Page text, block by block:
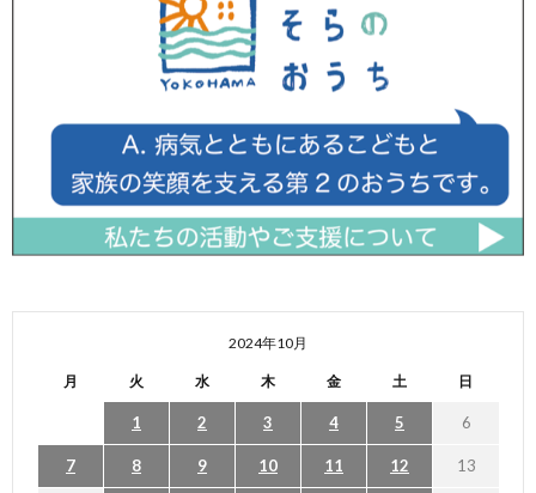
2024年10月
月 火 水 木 金 土 日
1 2 3 4 5 6
7 8 9 10 11 12 13